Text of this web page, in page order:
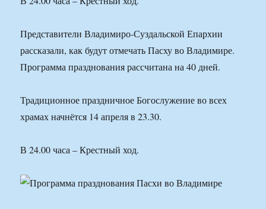
Представители Владимиро-Суздальской Епархии
рассказали, как будут отмечать Пасху во Владимире.
Программа празднования рассчитана на 40 дней.
Традиционное праздничное Богослужение во всех
храмах начнётся 14 апреля в 23.30.
В 24.00 часа – Крестный ход.